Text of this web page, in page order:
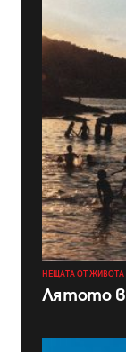
НЕЩАТА ОТ ЖИВОТА
Лятото